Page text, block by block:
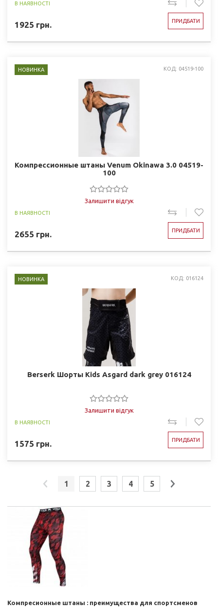
В НАЯВНОСТІ
1925 грн. ПРИДБАТИ
НОВИНКА КОД: 04519-100
Компрессионные штаны Venum Okinawa 3.0 04519-
100
Залишити відгук
В НАЯВНОСТІ
2655 грн. ПРИДБАТИ
НОВИНКА КОД: 016124
Berserk Шорты Kids Asgard dark grey 016124
Залишити відгук
В НАЯВНОСТІ
1575 грн. ПРИДБАТИ
1 2 3 4 5
Компресионные штаны : преимущества для спортсменов